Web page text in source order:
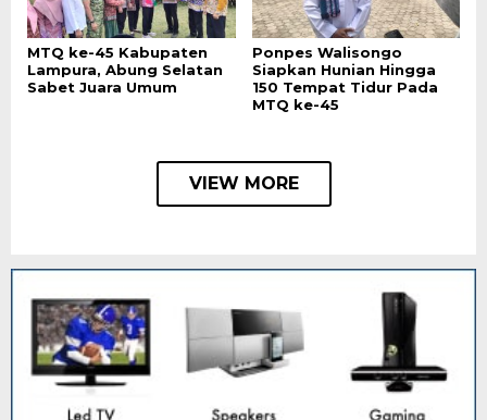
MTQ ke-45 Kabupaten
Lampura, Abung Selatan
Sabet Juara Umum
Ponpes Walisongo
Siapkan Hunian Hingga
150 Tempat Tidur Pada
MTQ ke-45
VIEW MORE